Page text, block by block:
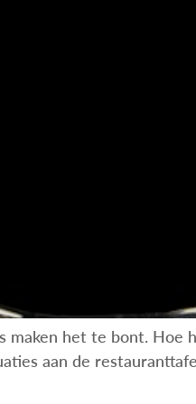
maken het te bont. Hoe
aan de